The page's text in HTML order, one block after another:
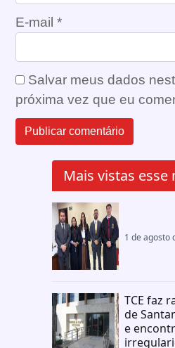
E-mail *
Salvar meus dados
próxima vez que eu
Mais vistas esse
1 de agosto
TCE faz
de
e